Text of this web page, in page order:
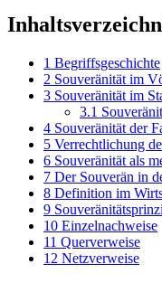
1 Begriffsgeschichte
2 Souveränität im
3 Souveränität im
3.1
4 Souveränität der
5 Verrechtlichung
6 Souveränität als
7 Der Souverän in
8 Definition im
9
10 Einzelnachweise
11 Querverweise
12 Netzverweise